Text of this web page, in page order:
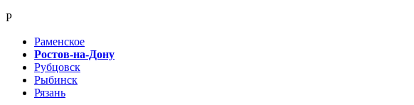
Р
Раменское
Ростов-на-Дону
Рубцовск
Рыбинск
Рязань